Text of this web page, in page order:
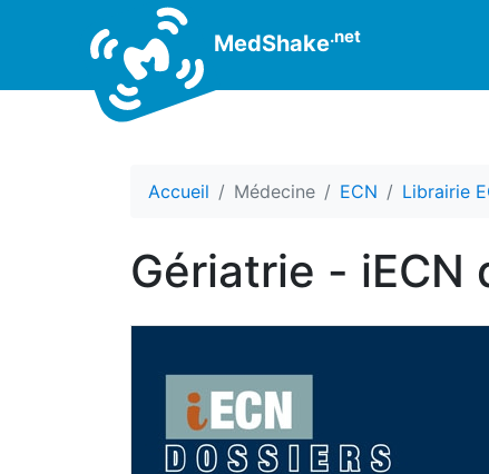
MedShake.net
Accueil Médecine ECN Librairie
Gériatrie - iECN